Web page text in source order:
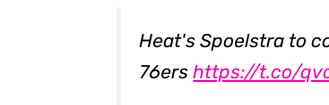
Heat's Spoelstra to
76ershttps://t.co/